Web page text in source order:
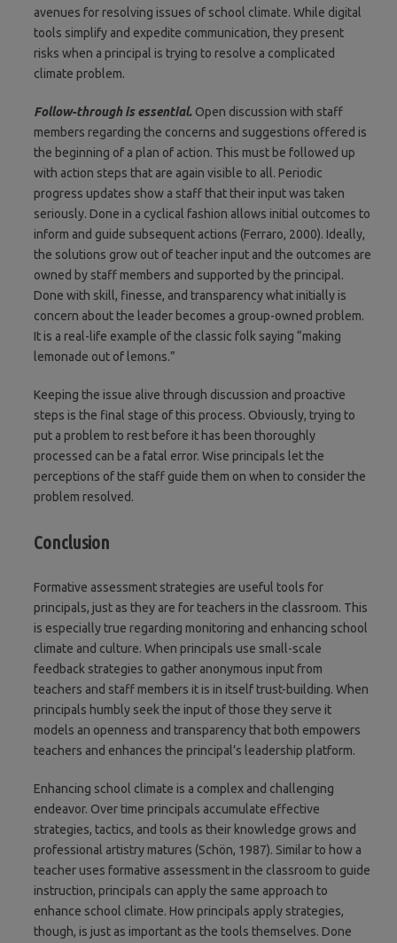
avenues for resolving issues of school climate. While digital
tools simplify and expedite communication, they present
risks when a principal is trying to resolve a complicated
climate problem.
Follow-through is essential. Open discussion with staff
members regarding the concerns and suggestions offered is
the beginning of a plan of action. This must be followed up
with action steps that are again visible to all. Periodic
progress updates show a staff that their input was taken
seriously. Done in a cyclical fashion allows initial outcomes to
inform and guide subsequent actions (Ferraro, 2000). Ideally,
the solutions grow out of teacher input and the outcomes are
owned by staff members and supported by the principal.
Done with skill, finesse, and transparency what initially is
concern about the leader becomes a group-owned problem.
It is a real-life example of the classic folk saying “making
lemonade out of lemons.”
Keeping the issue alive through discussion and proactive
steps is the final stage of this process. Obviously, trying to
put a problem to rest before it has been thoroughly
processed can be a fatal error. Wise principals let the
perceptions of the staff guide them on when to consider the
problem resolved.
Conclusion
Formative assessment strategies are useful tools for
principals, just as they are for teachers in the classroom. This
is especially true regarding monitoring and enhancing school
climate and culture. When principals use small-scale
feedback strategies to gather anonymous input from
teachers and staff members it is in itself trust-building. When
principals humbly seek the input of those they serve it
models an openness and transparency that both empowers
teachers and enhances the principal’s leadership platform.
Enhancing school climate is a complex and challenging
endeavor. Over time principals accumulate effective
strategies, tactics, and tools as their knowledge grows and
professional artistry matures (Schön, 1987). Similar to how a
teacher uses formative assessment in the classroom to guide
instruction, principals can apply the same approach to
enhance school climate. How principals apply strategies,
though, is just as important as the tools themselves. Done